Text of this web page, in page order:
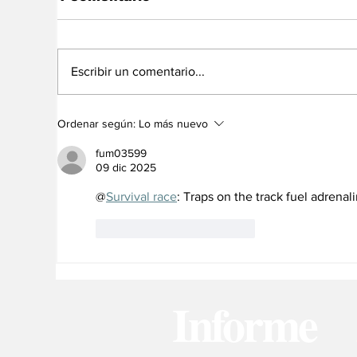
Chile: El uso
oportunista de los
inmigrantes en las
elecciones
Escribir un comentario...
Ordenar según: Lo más nuevo
fum03599
09 dic 2025
@Survival race: Traps on the track fuel